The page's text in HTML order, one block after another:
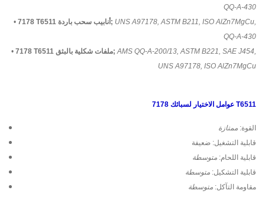
QQ-A-430
•
7178 T6511 أنابيب سحب باردة; UNS A97178, ASTM B211, ISO AlZn7MgCu,
QQ-A-430
•
7178 T6511 ملفات شكلية بالبثق; AMS QQ-A-200/13, ASTM B221, SAE J454,
UNS A97178, ISO AlZn7MgCu
عوامل الاختيار لسبائك 7178 T6511
القوة: ممتازة
قابلية التشغيل: ضعيفة
قابلية اللحام: متوسطة
قابلية التشكيل: متوسطة
مقاومة التآكل: متوسطة